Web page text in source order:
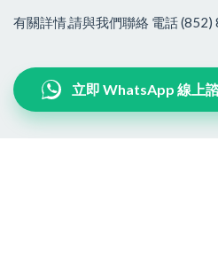
有關詳情,請與我們聯絡 電話
立即 WhatsApp 線上